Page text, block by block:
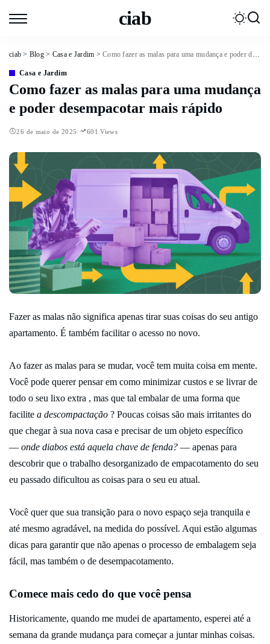
ciab
ciab > Blog > Casa e Jardim >Como fazer as malas para uma mudança e poder desempacotar mais rápido
Casa e Jardim
Como fazer as malas para uma mudança
e poder desempacotar mais rápido
26 de maio de 2025 601 Views
Fazer as malas não significa apenas tirar suas coisas do seu antigo
apartamento. É também facilitar o acesso no novo.
Ao fazer as malas para se mudar, você tem muita coisa em mente.
Você pode querer pensar em como minimizar custos e se livrar de
todo o seu lixo extra , mas que tal embalar de uma forma que
facilite a descompactação ? Poucas coisas são mais irritantes do
que chegar à sua nova casa e precisar de um objeto específico
— onde diabos está aquela chave de fenda? — apenas para
descobrir que o trabalho desorganizado de empacotamento do seu
eu passado dificultou as coisas para o seu eu atual.
Você quer que sua transição para o novo espaço seja tranquila e
até mesmo agradável, na medida do possível. Aqui estão algumas
dicas para garantir que não apenas o processo de embalagem seja
fácil, mas também o de desempacotamento.
Comece mais cedo do que você pensa
Historicamente, quando me mudei de apartamento, esperei até a
semana da grande mudança para começar a juntar minhas coisas.